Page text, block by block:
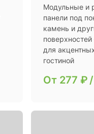
Модульные и
панели под
камень и
для
гостиной
От 277 ₽ /